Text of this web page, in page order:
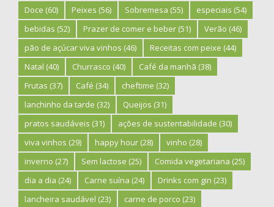
Doce (60) Peixes (56) Sobremesa (55) especiais (54)
bebidas (52) Prazer de comer e beber (51) Verão (46)
pão de açúcar viva vinhos (46) Receitas com peixe (44)
Natal (40) Churrasco (40) Café da manhã (38)
Frutas (37) Café (34) cheftime (32)
lanchinho da tarde (32) Queijos (31)
pratos saudáveis (31) ações de sustentabilidade (30)
viva vinhos (29) happy hour (28) vinho (28)
inverno (27) Sem lactose (25) Comida vegetariana (25)
dia a dia (24) Carne suína (24) Drinks com gin (23)
lancheira saudável (23) carne de porco (23)